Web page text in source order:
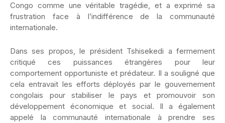
Congo comme une véritable tragédie, et a exprimé sa
frustration face à l’indifférence de la communauté
internationale.
Dans ses propos, le président Tshisekedi a fermement
critiqué ces puissances étrangères pour leur
comportement opportuniste et prédateur. Il a souligné que
cela entravait les efforts déployés par le gouvernement
congolais pour stabiliser le pays et promouvoir son
développement économique et social. Il a également
appelé la communauté internationale à prendre ses